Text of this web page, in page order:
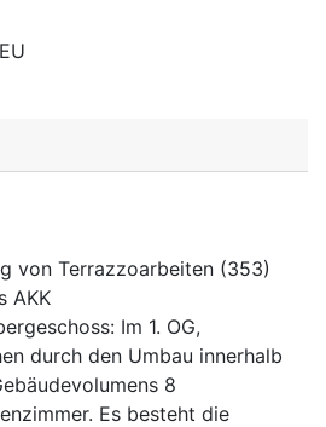
von Terrazzoarbeiten (353)
AKK
Im 1. OG,
durch den Umbau innerhalb
8
Es besteht die